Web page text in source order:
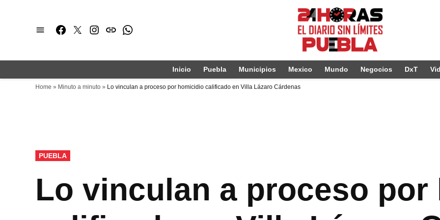
Facebook
TwitterInstagram
issuuWhatsapp
Inicio Puebla Municipios Mexico Mundo Negocios DxT
Home » Minuto a minuto » Lo vinculan a proceso por homicidio calificado en Villa Lázaro Cárdenas
PUBLICADO
EN
PUEBLA
Lo vinculan a proceso